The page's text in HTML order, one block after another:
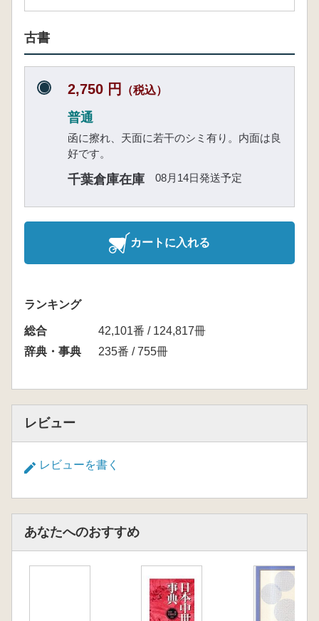
古書
2,750 円 （税込）
普通
函に擦れ、天面に若干のシミ有り。内面は良
好です。
千葉倉庫在庫 08月14日発送予定
カートに入れる
ランキング
総合
42,101番 / 124,817冊
辞典・事典
235番 / 755冊
レビュー
レビューを書く
あなたへのおすすめ